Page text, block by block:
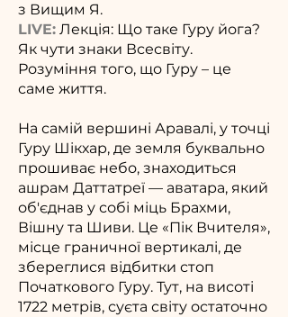
з Вищим Я.
LIVE: Лекція: Що таке Гуру йога?
Як чути знаки Всесвіту.
Розуміння того, що Гуру – це
саме життя.
На самій вершині Аравалі, у точці
Гуру Шікхар, де земля буквально
прошиває небо, знаходиться
ашрам Даттатреї — аватара, який
об'єднав у собі міць Брахми,
Вішну та Шиви. Це «Пік Вчителя»,
місце граничної вертикалі, де
збереглися відбитки стоп
Початкового Гуру. Тут, на висоті
1722 метрів, суєта світу остаточно